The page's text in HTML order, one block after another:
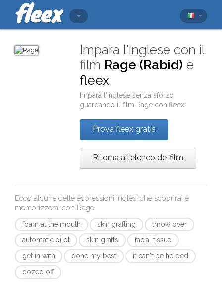
Impara l'inglese con il
film Rage (Rabid) e
fleex
Impara l'inglese senza sforzo
guardando il film Rage confleex!
Prova fleex gratis
Ritorna all'elenco dei film
Ecco alcune delle espressioni inglesi che scoprirai e
memorizzerai con Rage:
foam at the mouth skin grafting
throw over
automatic pilot
skin grafts
facial tissue
get in with
done my best
it can't be helped
dozed off